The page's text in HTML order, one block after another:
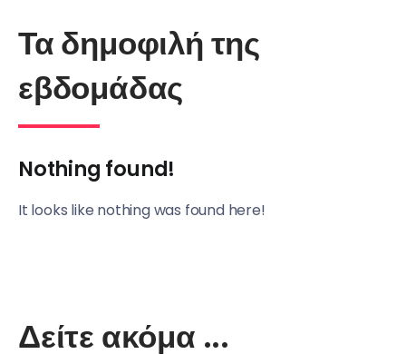
Τα δημοφιλή της
εβδομάδας
Nothing found!
It looks like nothing was found here!
Δείτε ακόμα ...